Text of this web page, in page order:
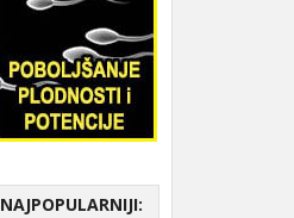
NAJPOPULARNIJI: